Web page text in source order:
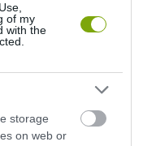
of my
with the
storage
on web or